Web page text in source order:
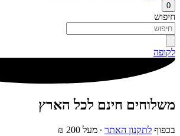
0
חיפוש
לקופה
משלוחים חינם לכל הארץ
בכפוף לתקנון האתר ∙ מעל 200 ₪